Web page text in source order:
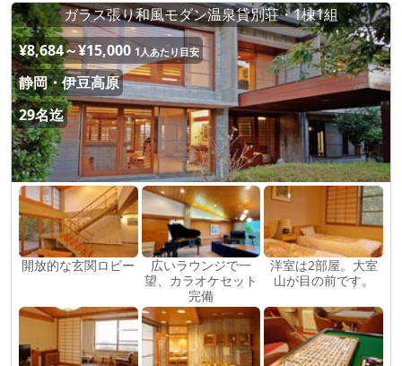
ガラス張り和風モダン温泉貸別荘・1棟1組
¥8,684～¥15,000 1人あたり目安
静岡・伊豆高原
29名迄
開放的な玄関ロビー
広いラウンジで一
望、カラオケセット
完備
洋室は2部屋。大室
山が目の前です。